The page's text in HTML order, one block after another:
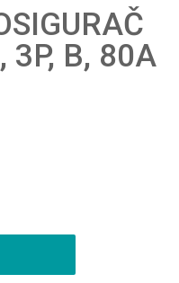
3P, B, 80A